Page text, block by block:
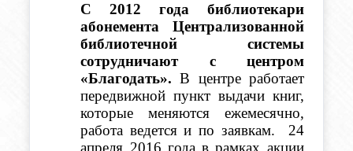
С 2012 года библиотекари
абонемента Централизованной
библиотечной системы
сотрудничают с центром
«Благодать». В центре работает
передвижной пункт выдачи книг,
которые меняются ежемесячно,
работа ведется и по заявкам.
24
апреля 2016 года в рамках акции